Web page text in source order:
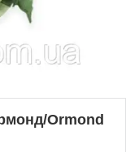
Ormond